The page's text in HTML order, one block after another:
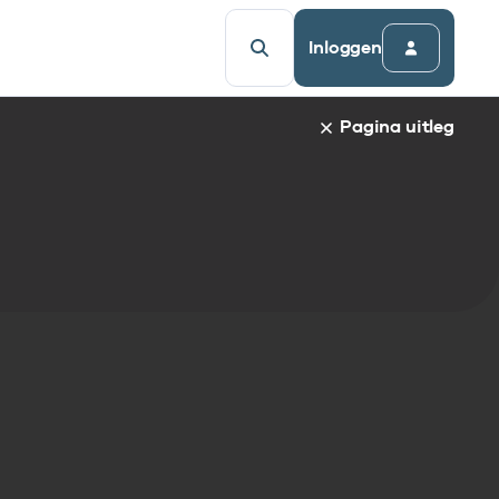
Inloggen
Pagina uitleg